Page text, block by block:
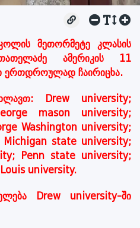
მეთორმეტე კლასის
ამერიკის 11
ერთდროულად ჩაირიცხა.
Drew university;
mason university;
Washington university;
Michigan state university;
Penn state university;
university.
Drew university-ში